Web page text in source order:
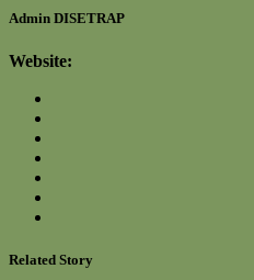
Admin DISETRAP
Website:
Related Story